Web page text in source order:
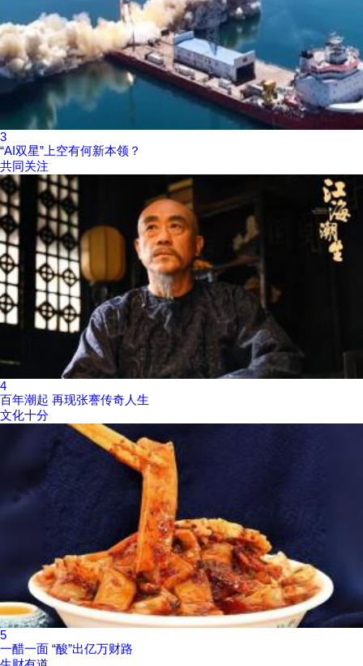
3
“AI双星”上空有何新本领？
共同关注
4
百年潮起 再现张謇传奇人生
文化十分
5
一醋一面 “酸”出亿万财路